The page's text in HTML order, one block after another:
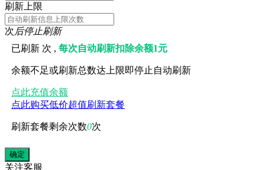
刷新上限
次后停止刷新
已刷新 次 ,每次自动刷新扣除余额1元
余额不足或刷新总数达上限即停止自动刷新
点此充值余额
点此购买低价超值刷新套餐
刷新套餐剩余次数0次
关注客服